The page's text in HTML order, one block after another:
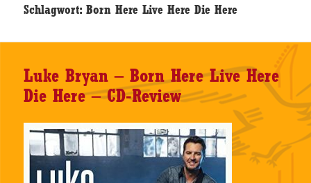
Schlagwort:Born Here Live Here Die Here
Luke Bryan – Born Here Live Here
Die Here – CD-Review